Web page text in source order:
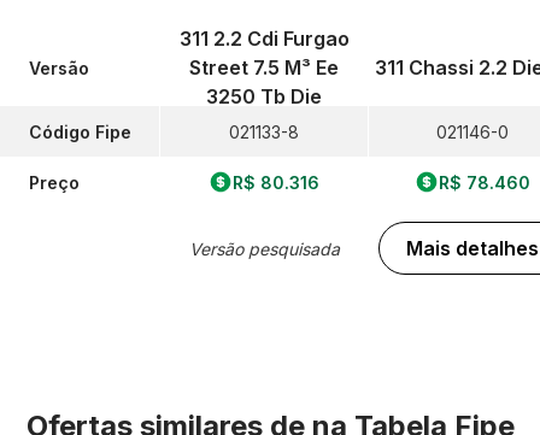
Versão
Código Fipe
Preço
311 2.2 Cdi Furgao
Street 7.5 M³ Ee
3250 Tb Die
021133-8
R$ 80.316
Versão pesquisada
311 Chassi 2.2
021146-0
R$ 78.460
Mais detalhes
Ofertas similares de na Tabela Fipe